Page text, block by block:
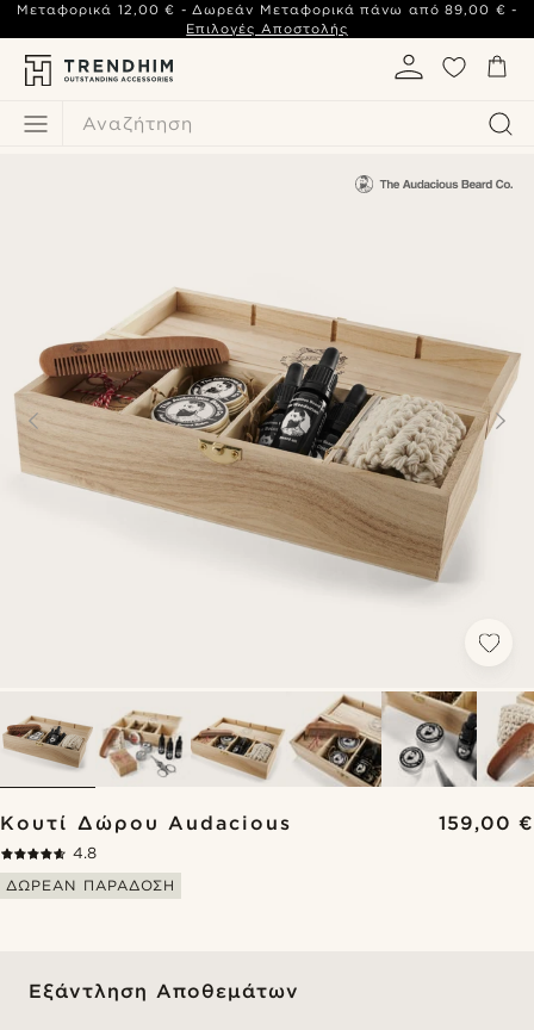
Αναζήτηση
Μεταφορικά 12,00 € - Δωρεάν Μεταφορικά πάνω από 89,00 € -
Επιλογές Αποστολής
Κουτί Δώρου Audacious 159,00 €
4.8
ΔΩΡΕΑΝ ΠΑΡΑΔΟΣΗ
Εξάντληση Αποθεμάτων